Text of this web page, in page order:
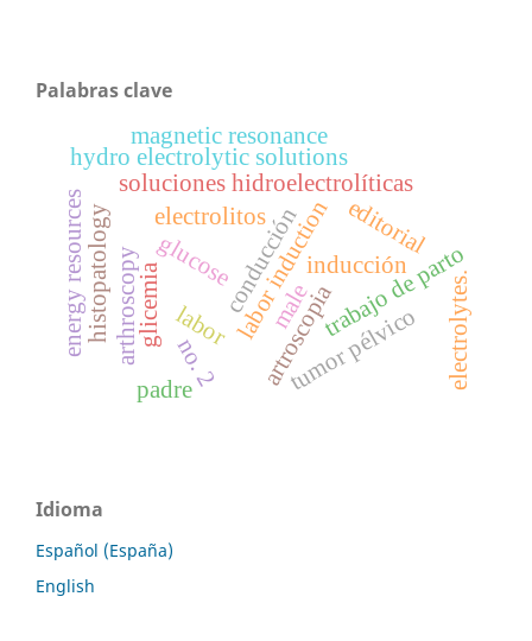
Palabras clave
inducción
conduccióntrabajo de parto
soluciones hidroelectrolíticas
glicemia
electrolitoslabor induction
labor
hydro electrolytic solutions
glucose
electrolytes.
artroscopia
magnetic resonance
arthroscopy tumor pélvico
male
histopatology editorial
no. 2
energy resources
padre
Idioma
Español (España)
English